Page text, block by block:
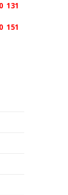
131
151